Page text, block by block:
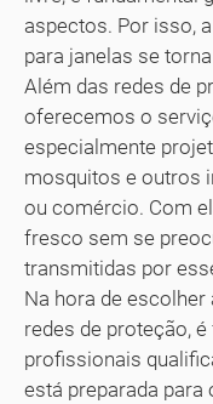
aspectos. Por isso,
para janelas se
Além das redes de
oferecemos o
especialmente
mosquitos e outros
ou comércio. Com
fresco sem se
transmitidas por
Na hora de
redes de proteção,
profissionais
está preparada para